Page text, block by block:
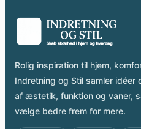
Rolig inspiration til hjem,
Indretning og Stil samler
af æstetik, funktion og vaner,
vælge bedre frem for mere.